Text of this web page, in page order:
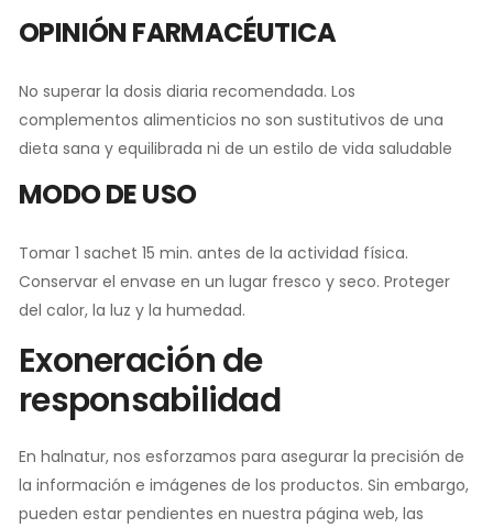
OPINIÓN FARMACÉUTICA
No superar la dosis diaria recomendada. Los
complementos alimenticios no son sustitutivos de una
dieta sana y equilibrada ni de un estilo de vida saludable
MODO DE USO
Tomar 1 sachet 15 min. antes de la actividad física.
Conservar el envase en un lugar fresco y seco. Proteger
del calor, la luz y la humedad.
Exoneración de
responsabilidad
En halnatur, nos esforzamos para asegurar la precisión de
la información e imágenes de los productos. Sin embargo,
pueden estar pendientes en nuestra página web, las